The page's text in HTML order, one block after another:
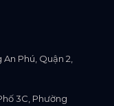
Phú, Quận 2,
3C, Phường